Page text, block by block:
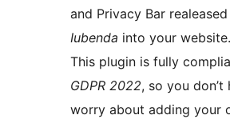
and Privacy Bar
Iubenda into your website.
This plugin is fully
GDPR 2022, so you don’t
worry about adding your